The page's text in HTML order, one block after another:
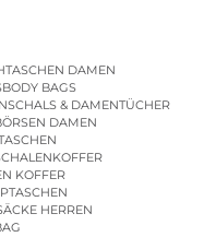
DAMEN
BAGS
& DAMENTÜCHER
DAMEN
KOFFER
HERREN